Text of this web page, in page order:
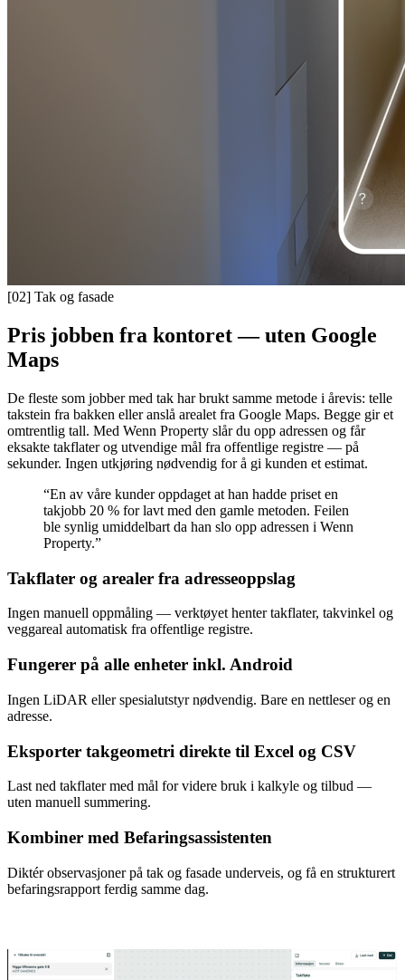
[02] Tak og fasade
Pris jobben fra kontoret — uten Google
Maps
De fleste som jobber med tak har brukt samme metode i årevis: telle
takstein fra bakken eller anslå arealet fra Google Maps. Begge gir et
omtrentlig tall. Med Wenn Property slår du opp adressen og får
eksakte takflater og utvendige mål fra offentlige registre — på
sekunder. Ingen utkjøring nødvendig for å gi kunden et estimat.
“En av våre kunder oppdaget at han hadde priset en
takjobb 20 % for lavt med den gamle metoden. Feilen
ble synlig umiddelbart da han slo opp adressen i Wenn
Property.”
Takflater og arealer fra adresseoppslag
Ingen manuell oppmåling — verktøyet henter takflater, takvinkel og
veggareal automatisk fra offentlige registre.
Fungerer på alle enheter inkl. Android
Ingen LiDAR eller spesialutstyr nødvendig. Bare en nettleser og en
adresse.
Eksporter takgeometri direkte til Excel og CSV
Last ned takflater med mål for videre bruk i kalkyle og tilbud —
uten manuell summering.
Kombiner med Befaringsassistenten
Diktér observasjoner på tak og fasade underveis, og få en strukturert
befaringsrapport ferdig samme dag.